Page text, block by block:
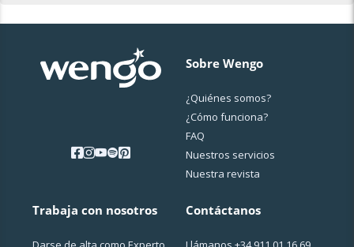
Sobre Wengo
¿Quiénes somos?
¿Cо́mo funciona?
FAQ
Nuestros servicios
Nuestra revista
Trabaja con nosotros Contáctanos